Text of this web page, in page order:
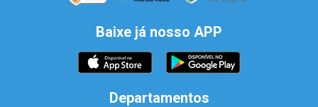
Baixe já nosso APP
Departamentos